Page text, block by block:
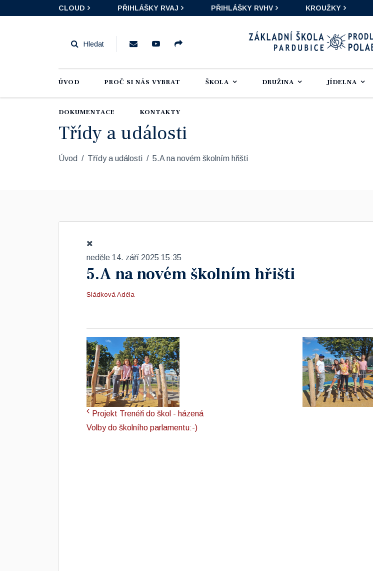
CLOUD PŘIHLÁŠKY RVAJ PŘIHLÁŠKY RVHV KROUŽKY
ÚVOD PROČ SI NÁS VYBRAT ŠKOLA DRUŽINA JÍDELNA
DOKUMENTACE KONTAKTY
Třídy a události
Úvod Třídy a události 5.A na novém školním hřišti
neděle 14. září 2025 15:35
5.A na novém školním hřišti
Sládková Adéla
Projekt Trenéři do škol - házená
Volby do školního parlamentu:-)